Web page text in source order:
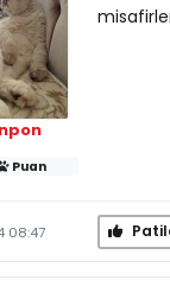
Puan
08:47